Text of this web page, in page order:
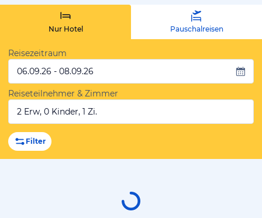
Nur Hotel Pauschalreisen
Reisezeitraum
06.09.26 - 08.09.26
Reiseteilnehmer & Zimmer
2 Erw, 0 Kinder, 1 Zi.
Filter